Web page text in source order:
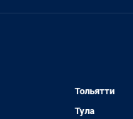
Тольятти
Тула